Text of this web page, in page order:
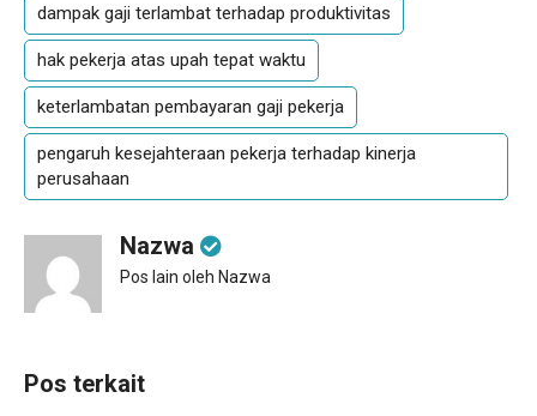
dampak gaji terlambat terhadap produktivitas
hak pekerja atas upah tepat waktu
keterlambatan pembayaran gaji pekerja
pengaruh kesejahteraan pekerja terhadap kinerja
perusahaan
Nazwa
Pos lain oleh Nazwa
Pos terkait